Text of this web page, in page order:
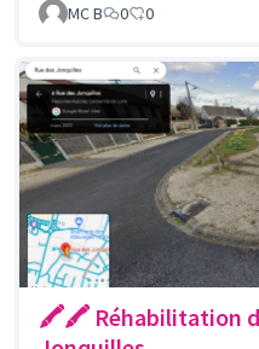
MC B 0 0
🖍🖍 Réhabilitation